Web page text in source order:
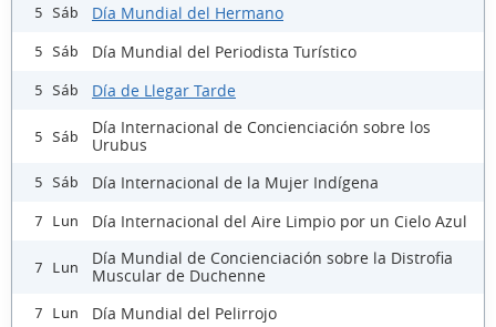
5 Sáb Día Mundial del Hermano
5 Sáb Día Mundial del Periodista Turístico
5 Sáb Día de Llegar Tarde
5 Sáb
Día Internacional de Concienciación sobre los
Urubus
5 Sáb Día Internacional de la Mujer Indígena
7 Lun Día Internacional del Aire Limpio por un Cielo Azul
7 Lun
Día Mundial de Concienciación sobre la Distrofia
Muscular de Duchenne
7 Lun Día Mundial del Pelirrojo